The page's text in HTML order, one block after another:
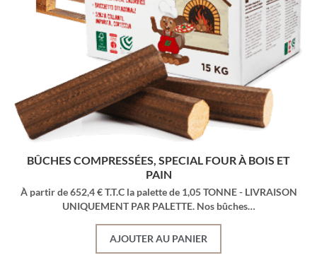
BÛCHES COMPRESSÉES, SPECIAL FOUR À BOIS ET
PAIN
À partir de 652,4 € T.T.C la palette de 1,05 TONNE - LIVRAISON
UNIQUEMENT PAR PALETTE. Nos bûches…
AJOUTER AU PANIER